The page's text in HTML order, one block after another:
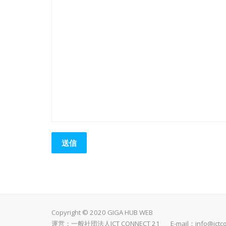
Copyright © 2020 GIGA HUB WEB
運営：一般社団法人ICT CONNECT 21 E-mail：